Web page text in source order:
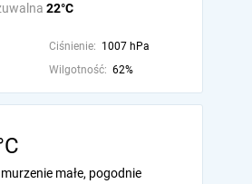
22°C
Ciśnienie: 1007 hPa
Wilgotność: 62%
małe, pogodnie